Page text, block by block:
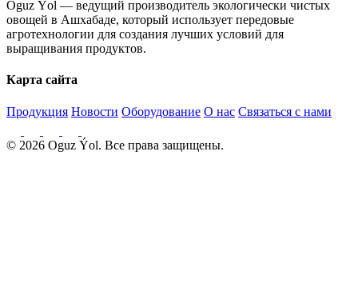
Oguz Ýol — ведущий производитель экологически чистых
овощей в Ашхабаде, который использует передовые
агротехнологии для создания лучших условий для
выращивания продуктов.
Карта сайта
Продукция Новости Оборудование О нас Связаться с нами
© 2026 Oguz Ýol. Все права защищены.